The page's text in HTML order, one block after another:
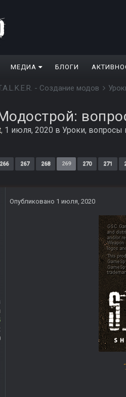
МЕДИА БЛОГИ
- Создание модов
, 1 июля, 2020 в Уроки, вопросы
266 267 268 269 270 271
Опубликовано 1 июля, 2020